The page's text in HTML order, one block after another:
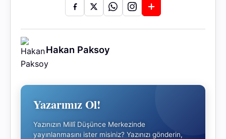
Hakan Paksoy
Yazarımız Ol!
Yazınızın Millî Düşünce Merkezinde
yayınlanmasını ister misiniz? Yazınızı gönderin,